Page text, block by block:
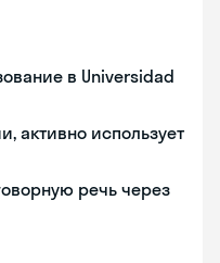
в Universidad
активно использует
речь через